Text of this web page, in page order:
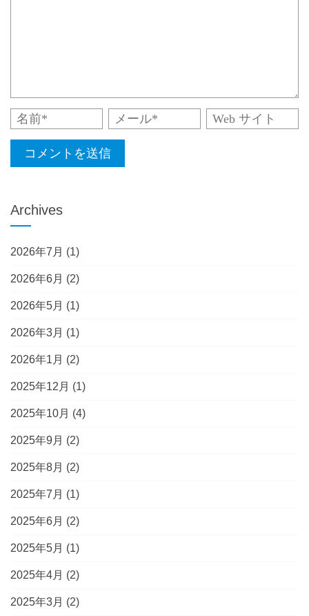
Archives
2026年7月 (1)
2026年6月 (2)
2026年5月 (1)
2026年3月 (1)
2026年1月 (2)
2025年12月 (1)
2025年10月 (4)
2025年9月 (2)
2025年8月 (2)
2025年7月 (1)
2025年6月 (2)
2025年5月 (1)
2025年4月 (2)
2025年3月 (2)